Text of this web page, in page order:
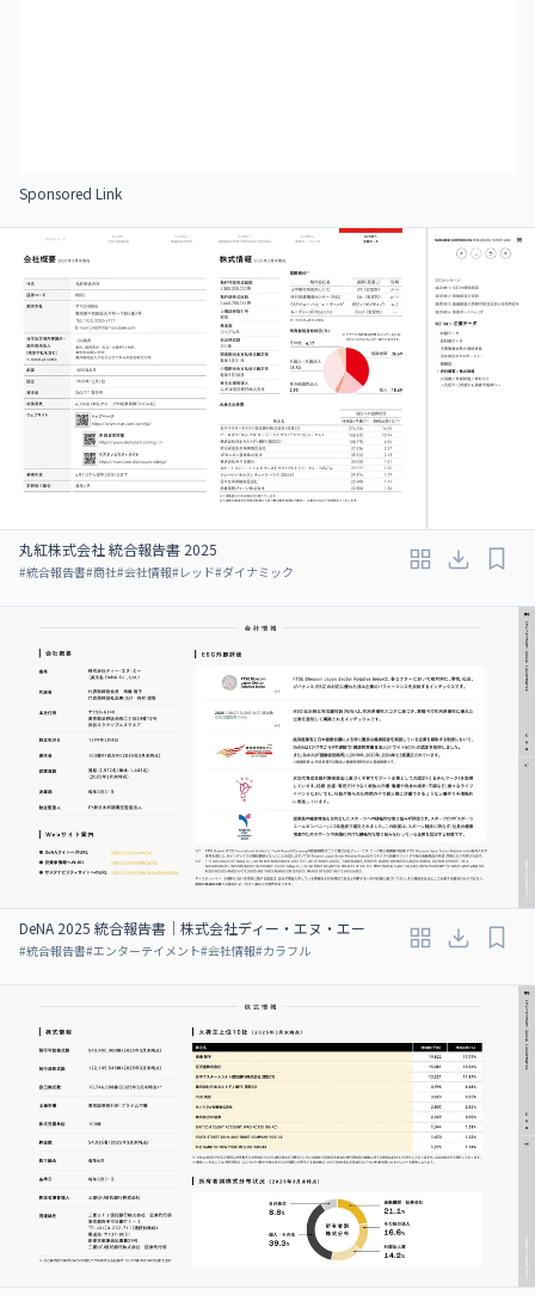
Sponsored Link
丸紅株式会社 統合報告書 2025
#統合報告書#商社#会社情報#レッド#ダイナミック
DeNA 2025 統合報告書｜株式会社ディー・エヌ・エー
#統合報告書#エンターテイメント#会社情報#カラフル